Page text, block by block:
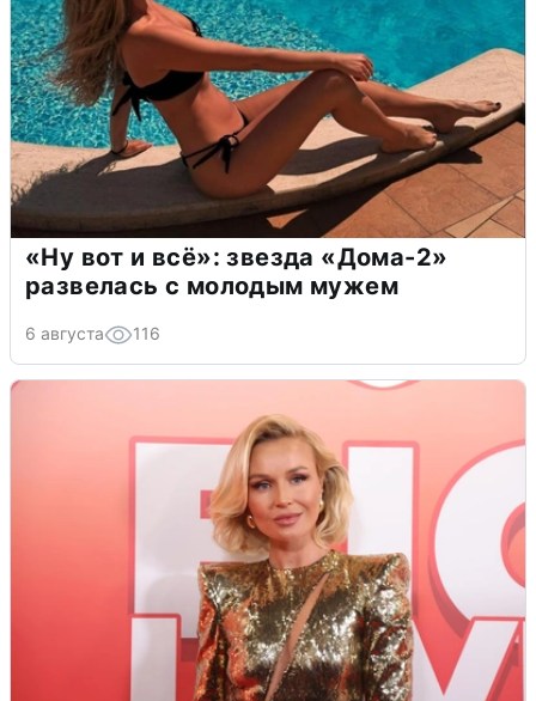
«Ну вот и всё»: звезда «Дома-2»
развелась с молодым мужем
6 августа 116